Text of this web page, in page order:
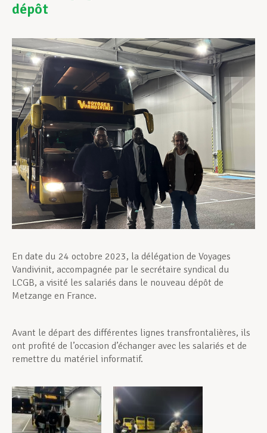
Développement professionnel
Devenir Membre
Actualités
dépôt
En date du 24 octobre 2023, la délégation de Voyages
Vandivinit, accompagnée par le secrétaire syndical du
LCGB, a visité les salariés dans le nouveau dépôt de
Metzange en France.
Avant le départ des différentes lignes transfrontalières, ils
ont profité de l’occasion d’échanger avec les salariés et de
remettre du matériel informatif.